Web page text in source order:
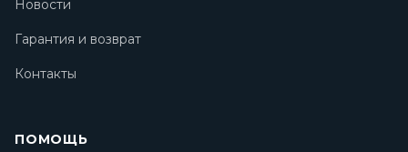
Новости
Гарантия и возврат
Контакты
ПОМОЩЬ